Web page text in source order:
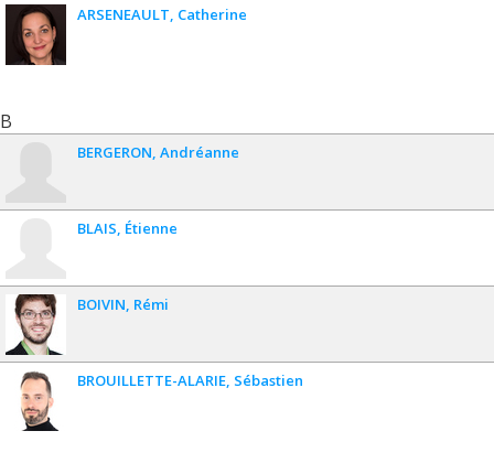
ARSENEAULT Catherine
B
BERGERON Andréanne
BLAIS Étienne
BOIVIN Rémi
BROUILLETTE-ALARIE Sébastien